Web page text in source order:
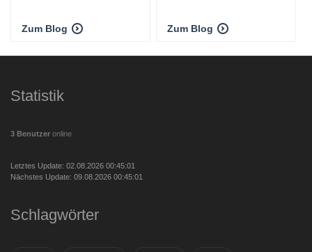
Zum Blog Zum Blog
Statistik
3 Benutzer online
Letztes Update: 02.08.2026 00:45:01
Nächstes Update: 09.08.2026 00:45:01
Schlagwörter